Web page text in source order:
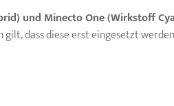
und Minecto One (Wirkstoff
dass diese erst eingesetzt